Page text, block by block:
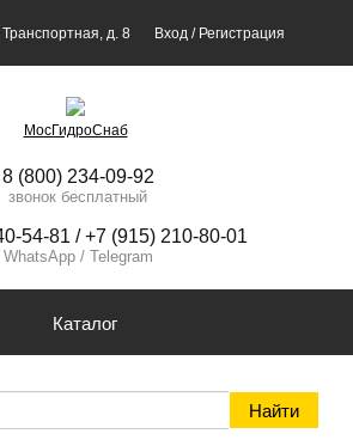
д. 8 Вход /Регистрация
МосГидроСнаб
8 (800) 234-09-92
звонок бесплатный
54-81 / +7 (915) 210-80-01
WhatsApp / Telegram
Каталог